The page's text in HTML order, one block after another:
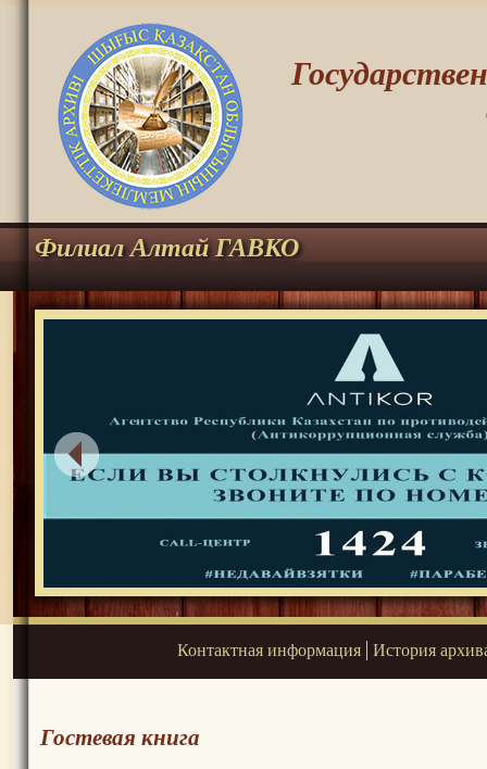
Филиал Алтай ГАВКО
Контактная информация История
Гостевая книга